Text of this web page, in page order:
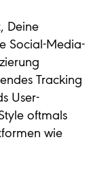
Deine
Social-Media-
Tracking
User-
oftmals
wie